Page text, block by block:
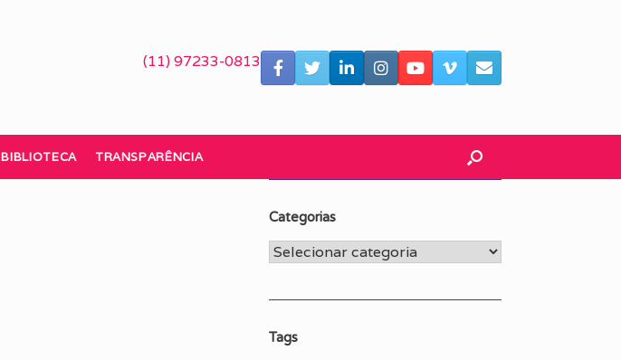
(11) 97233-0813
BIBLIOTECA TRANSPARÊNCIA
Categorias
Categorias
Tags